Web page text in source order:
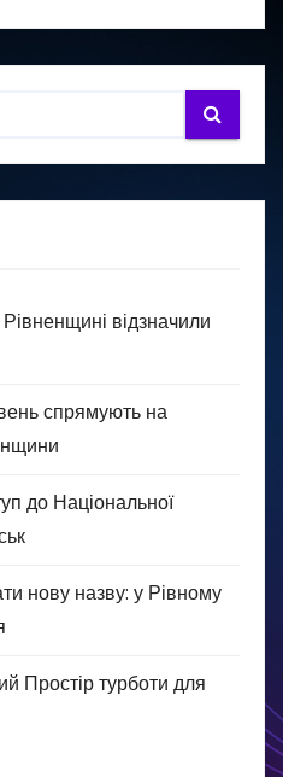
відзначили
спрямують на
до Національної
нову назву: у Рівному
Простір турботи для